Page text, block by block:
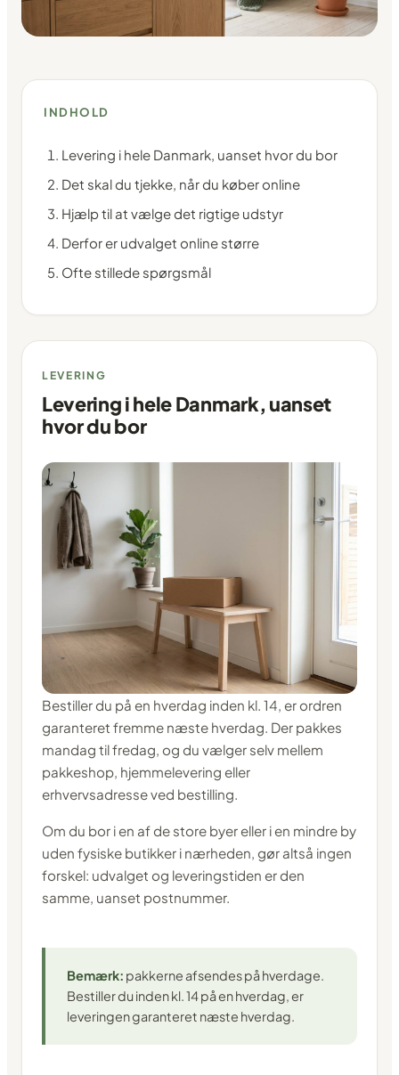
INDHOLD
Levering i hele Danmark, uanset hvor du bor
Det skal du tjekke, når du køber online
Hjælp til at vælge det rigtige udstyr
Derfor er udvalget online større
Ofte stillede spørgsmål
LEVERING
Levering i hele Danmark, uanset
hvor du bor
Bestiller du på en hverdag inden kl. 14, er ordren
garanteret fremme næste hverdag. Der pakkes
mandag til fredag, og du vælger selv mellem
pakkeshop, hjemmelevering eller
erhvervsadresse ved bestilling.
Om du bor i en af de store byer eller i en mindre by
uden fysiske butikker i nærheden, gør altså ingen
forskel: udvalget og leveringstiden er den
samme, uanset postnummer.
Bemærk: pakkerne afsendes på hverdage.
Bestiller du inden kl. 14 på en hverdag, er
leveringen garanteret næste hverdag.